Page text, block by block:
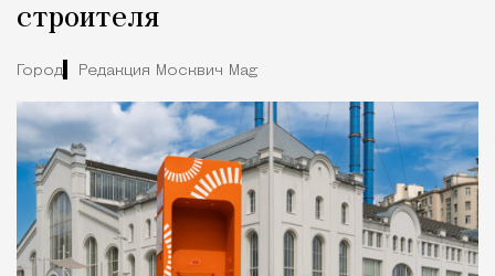
строителя
Город Редакция Москвич Mag